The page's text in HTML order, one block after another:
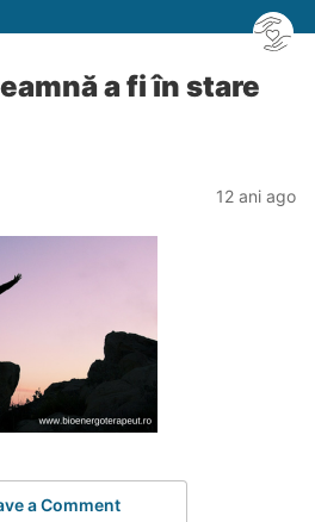
a fi în stare
12 ani ago
a Comment